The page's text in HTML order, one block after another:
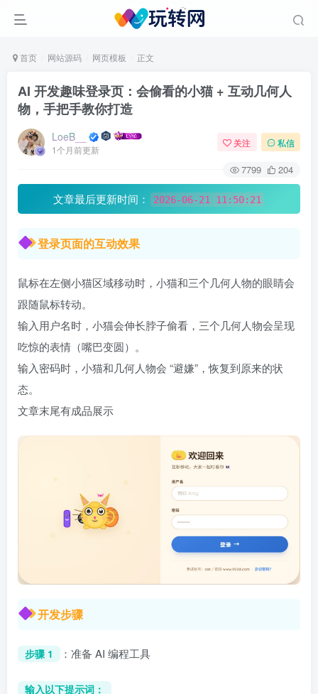
首页 网站源码 网页模板 正文
AI 开发趣味登录页：会偷看的小猫 + 互动几何人
物，手把手教你打造
LoeB__
1个月前更新
关注 私信
7799 204
文章最后更新时间： 2026-06-21 11:50:21
登录页面的互动效果
鼠标在左侧小猫区域移动时，小猫和三个几何人物的眼睛会
跟随鼠标转动。
输入用户名时，小猫会伸长脖子偷看，三个几何人物会呈现
吃惊的表情（嘴巴变圆）。
输入密码时，小猫和几何人物会 “避嫌”，恢复到原来的状
态。
文章末尾有成品展示
开发步骤
步骤 1 ：准备 AI 编程工具
输入以下提示词：